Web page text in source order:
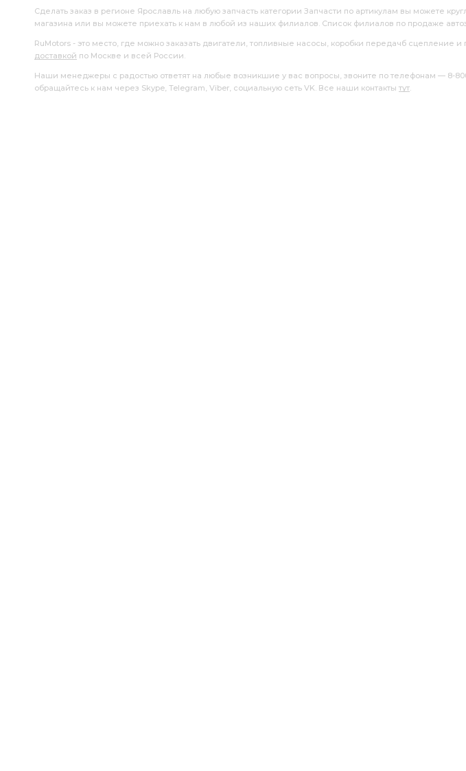
Ярославский Инструментальный
Ярославский Инструментальный Завод
Компрессор МАЗ Поршнекомплект Эксперт КЗМД Эксперт КЗМД АГАТ ЧЗСА
Сделать заказ в регионе Ярославль на любую запчасть категории Запчасти по артикулам вы можете
магазина или вы можете приехать к нам в любой из наших филиалов. Список филиалов по продаже
RuMotors - это место, где можно заказать двигатели, топливные насосы, коробки передачб сцепление
доставкой по Москве и всей России.
Наши менеджеры с радостью ответят на любые возникшие у вас вопросы, звоните по телефонам — 8-
обращайтесь к нам через Skype, Telegram, Viber, социальную сеть VK. Все наши контакты тут.